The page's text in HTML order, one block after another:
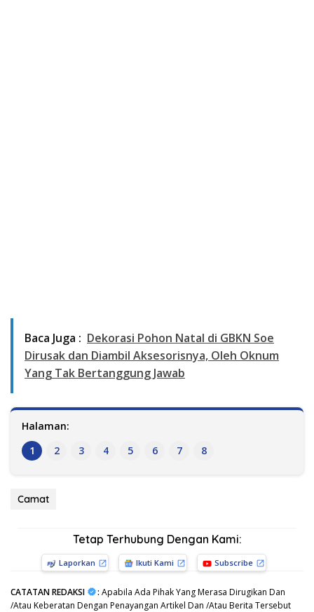
Baca Juga : Dekorasi Pohon Natal di GBKN Soe
Dirusak dan Diambil Aksesorisnya, Oleh Oknum
Yang Tak Bertanggung Jawab
Halaman:
1
2 3 4 5 6 7 8
Camat
Tetap Terhubung Dengan Kami:
Laporkan Ikuti Kami Subscribe
CATATAN REDAKSI : Apabila Ada Pihak Yang Merasa Dirugikan Dan
/Atau Keberatan Dengan Penayangan Artikel Dan /Atau Berita Tersebut